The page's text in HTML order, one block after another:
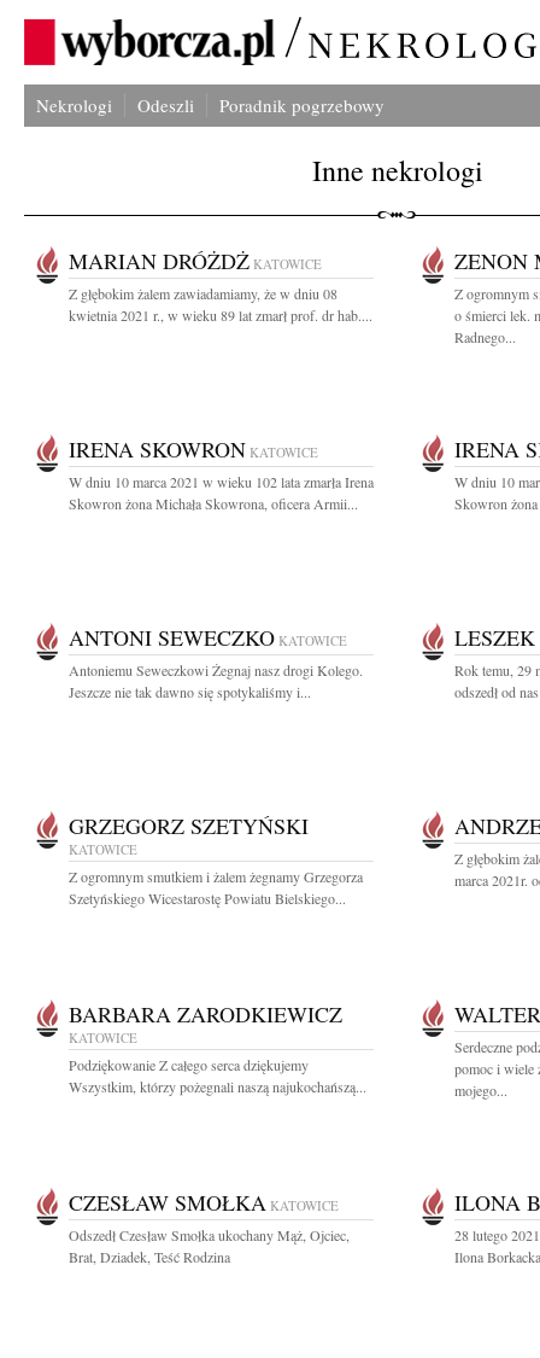
Nekrologi Odeszli Poradnik pogrzebowy
Inne nekrologi
MARIAN DRÓŻDŻ KATOWICE
Z głębokim żalem zawiadamiamy, że w dniu 08
kwietnia 2021 r., w wieku 89 lat zmarł prof. dr hab....
ZENON
Z ogromnym
o śmierci lek.
Radnego...
IRENA SKOWRON KATOWICE
W dniu 10 marca 2021 w wieku 102 lata zmarła Irena
Skowron żona Michała Skowrona, oficera Armii...
IRENA
W dniu 10
Skowron
ANTONI SEWECZKO KATOWICE
Antoniemu Seweczkowi Żegnaj nasz drogi Kolego.
Jeszcze nie tak dawno się spotykaliśmy i...
Rok temu, 29
odszedł od
GRZEGORZ SZETYŃSKI
KATOWICE
Z ogromnym smutkiem i żalem żegnamy Grzegorza
Szetyńskiego Wicestarostę Powiatu Bielskiego...
Z głębokim
marca 2021r.
BARBARA ZARODKIEWICZ
KATOWICE
Podziękowanie Z całego serca dziękujemy
Wszystkim, którzy pożegnali naszą najukochańszą...
Serdeczne
pomoc i wiele
mojego...
CZESŁAW SMOŁKA KATOWICE
Odszedł Czesław Smołka ukochany Mąż, Ojciec,
Brat, Dziadek, Teść Rodzina
ILONA
28 lutego
Ilona